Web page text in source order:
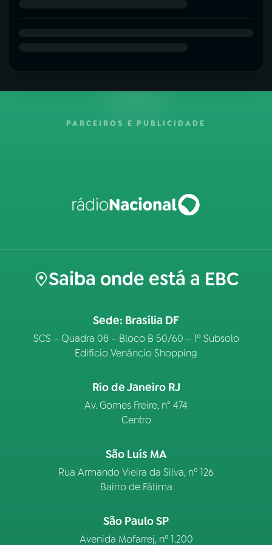
PARCEIROS E PUBLICIDADE
Saiba onde está a EBC
Sede: Brasília DF
SCS – Quadra 08 – Bloco B 50/60 – 1º Subsolo
Edifício Venâncio Shopping
Rio de Janeiro RJ
Av. Gomes Freire, n° 474
Centro
São Luís MA
Rua Armando Vieira da Silva, nº 126
Bairro de Fátima
São Paulo SP
Avenida Mofarrej, nº 1.200